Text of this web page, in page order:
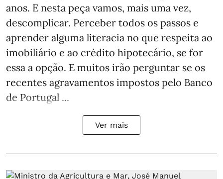
anos. E nesta peça vamos, mais uma vez,
descomplicar. Perceber todos os passos e
aprender alguma literacia no que respeita ao
imobiliário e ao crédito hipotecário, se for
essa a opção. E muitos irão perguntar se os
recentes agravamentos impostos pelo Banco
de Portugal ...
Ver mais